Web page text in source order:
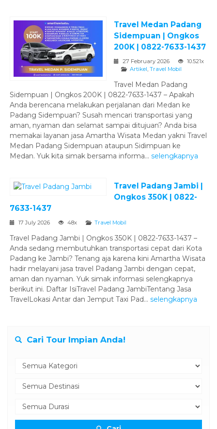
Travel Medan Padang
Sidempuan | Ongkos
200K | 0822-7633-1437
27 February 2026
10.521x
Artikel, Travel Mobil
Travel Medan Padang
Sidempuan | Ongkos 200K | 0822-7633-1437 – Apakah
Anda berencana melakukan perjalanan dari Medan ke
Padang Sidempuan? Susah mencari transportasi yang
aman, nyaman dan selamat sampai ditujuan? Anda bisa
memakai layanan jasa Amartha Wisata Medan yakni Travel
Medan Padang Sidempuan ataupun Sidimpuan ke
Medan. Yuk kita simak bersama informa... selengkapnya
Travel Padang Jambi |
Ongkos 350K | 0822-
7633-1437
17 July 2026 48x Travel Mobil
Travel Padang Jambi | Ongkos 350K | 0822-7633-1437 –
Anda sedang membutuhkan transportasi cepat dari Kota
Padang ke Jambi? Tenang aja karena kini Amartha Wisata
hadir melayani jasa travel Padang Jambi dengan cepat,
aman dan nyaman. Yuk simak informasi selengkapnya
berikut ini. Daftar IsiTravel Padang JambiTentang Jasa
TravelLokasi Antar dan Jemput Taxi Pad... selengkapnya
Cari Tour Impian Anda!